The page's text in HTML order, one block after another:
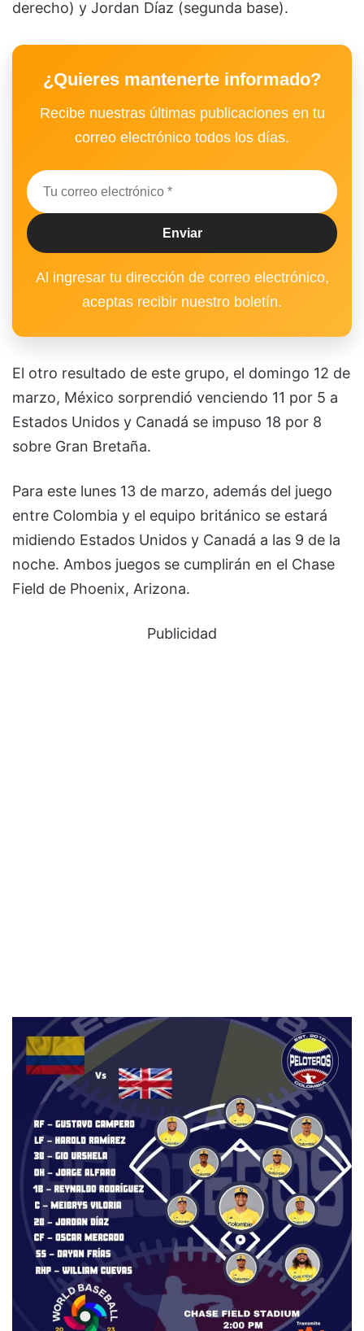
derecho) y Jordan Díaz (segunda base).
¿Quieres mantenerte informado?
Recibe nuestras últimas publicaciones en tu
correo electrónico todos los días.
Al ingresar tu dirección de correo electrónico,
aceptas recibir nuestro boletín.
El otro resultado de este grupo, el domingo 12 de
marzo, México sorprendió venciendo 11 por 5 a
Estados Unidos y Canadá se impuso 18 por 8
sobre Gran Bretaña.
Para este lunes 13 de marzo, además del juego
entre Colombia y el equipo británico se estará
midiendo Estados Unidos y Canadá a las 9 de la
noche. Ambos juegos se cumplirán en el Chase
Field de Phoenix, Arizona.
Publicidad